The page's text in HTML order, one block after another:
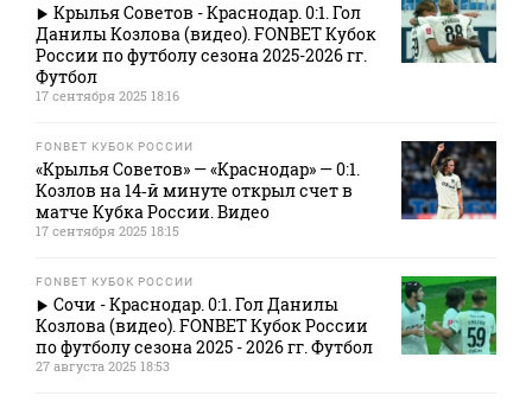
Крылья Советов - Краснодар. 0:1. Гол
Данилы Козлова (видео). FONBET Кубок
России по футболу сезона 2025-2026 гг.
Футбол
17 сентября 2025 18:16
FONBET КУБОК РОССИИ
«Крылья Советов» — «Краснодар» — 0:1.
Козлов на 14‑й минуте открыл счет в
матче Кубка России. Видео
17 сентября 2025 18:15
FONBET КУБОК РОССИИ
Сочи - Краснодар. 0:1. Гол Данилы
Козлова (видео). FONBET Кубок России
по футболу сезона 2025 - 2026 гг. Футбол
27 августа 2025 18:53